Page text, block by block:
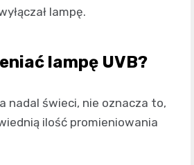
lampę.
lampę UVB?
nadal świeci, nie oznacza to,
ilość promieniowania